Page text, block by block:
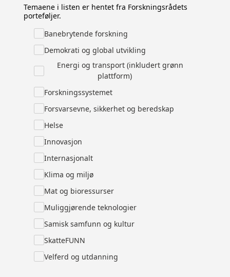
Temaene i listen er hentet fra Forskningsrådets
porteføljer.
Banebrytende forskning
Demokrati og global utvikling
Energi og transport (inkludert grønn
plattform)
Forskningssystemet
Forsvarsevne, sikkerhet og beredskap
Helse
Innovasjon
Internasjonalt
Klima og miljø
Mat og bioressurser
Muliggjørende teknologier
Samisk samfunn og kultur
SkatteFUNN
Velferd og utdanning